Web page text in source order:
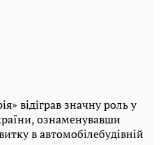
відіграв значну роль у
ознаменувавши
в автомобілебудівній